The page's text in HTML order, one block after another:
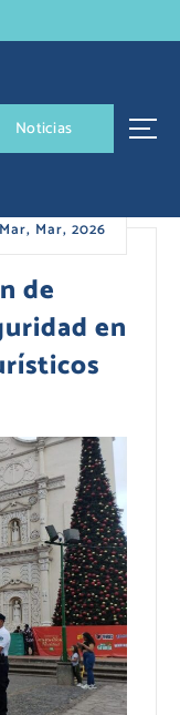
Noticias
Mar, Mar, 2026
de
en